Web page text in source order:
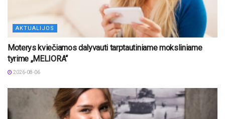
AKTUALIJOS
Moterys kviečiamos dalyvauti tarptautiniame moksliniame
tyrime „MELIORA“
2026-08-06